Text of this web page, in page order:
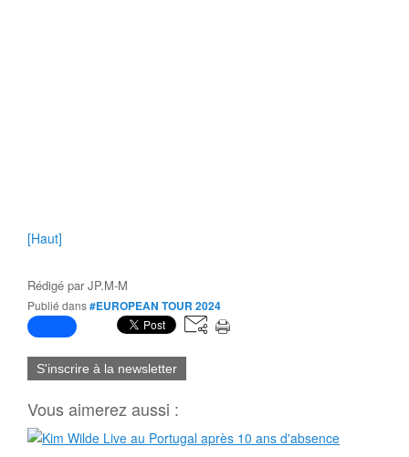
[Haut]
Rédigé parJP.M-M
Publié dans#EUROPEAN TOUR 2024
S'inscrire à la newsletter
Vous aimerez aussi :